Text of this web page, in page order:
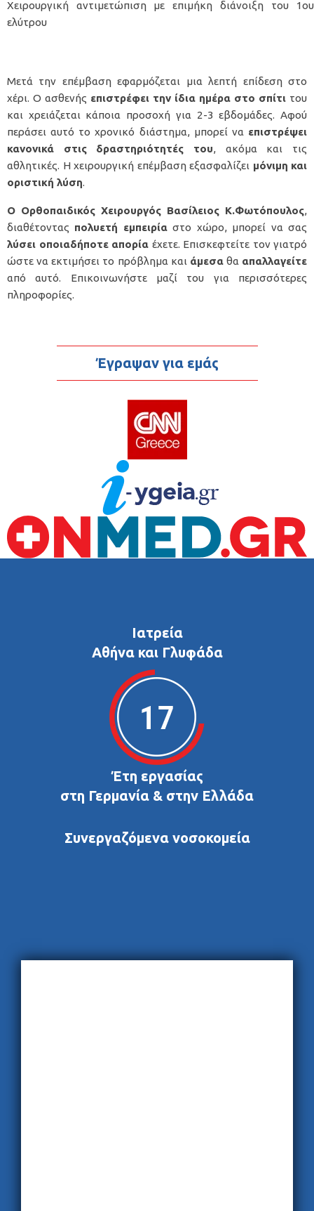
Χειρουργική αντιμετώπιση με επιμήκη διάνοιξη του
ελύτρου
Μετά την επέμβαση εφαρμόζεται μια λεπτή επίδεση στο
χέρι. Ο ασθενής επιστρέφει την ίδια ημέρα στο σπίτι του
και χρειάζεται κάποια προσοχή για 2-3 εβδομάδες. Αφού
περάσει αυτό το χρονικό διάστημα, μπορεί να επιστρέψει
κανονικά στις δραστηριότητές του, ακόμα και τις
αθλητικές. Η χειρουργική επέμβαση εξασφαλίζει μόνιμη και
οριστική λύση.
Ο Ορθοπαιδικός Χειρουργός Βασίλειος Κ.Φωτόπουλος,
διαθέτοντας πολυετή εμπειρίαστο χώρο, μπορεί να σας
λύσει οποιαδήποτε απορία έχετε. Επισκεφτείτε τον γιατρό
ώστε να εκτιμήσει το πρόβλημα και άμεσαθα απαλλαγείτε
από αυτό. Επικοινωνήστεμαζί του για περισσότερες
πληροφορίες.
Έγραψαν για εμάς
Ιατρεία
Αθήνα και Γλυφάδα
Έτη εργασίας
στη Γερμανία & στην Ελλάδα
Συνεργαζόμενα νοσοκομεία